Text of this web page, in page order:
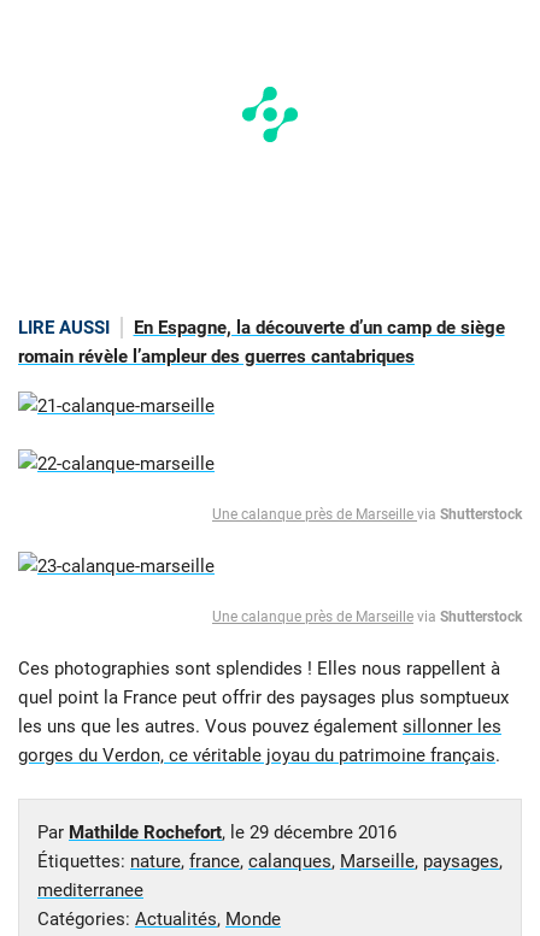
LIRE AUSSI
En Espagne, la découverte d’un camp de siège
romain révèle l’ampleur des guerres cantabriques
Une calanque près de Marseille via Shutterstock
Une calanque près de Marseille via Shutterstock
Ces photographies sont splendides ! Elles nous rappellent à
quel point la France peut offrir des paysages plus somptueux
les uns que les autres. Vous pouvez également sillonner les
gorges du Verdon, ce véritable joyau du patrimoine français.
Par Mathilde Rochefort, le 29 décembre 2016
Étiquettes: nature, france, calanques, Marseille, paysages,
mediterranee
Catégories: Actualités, Monde